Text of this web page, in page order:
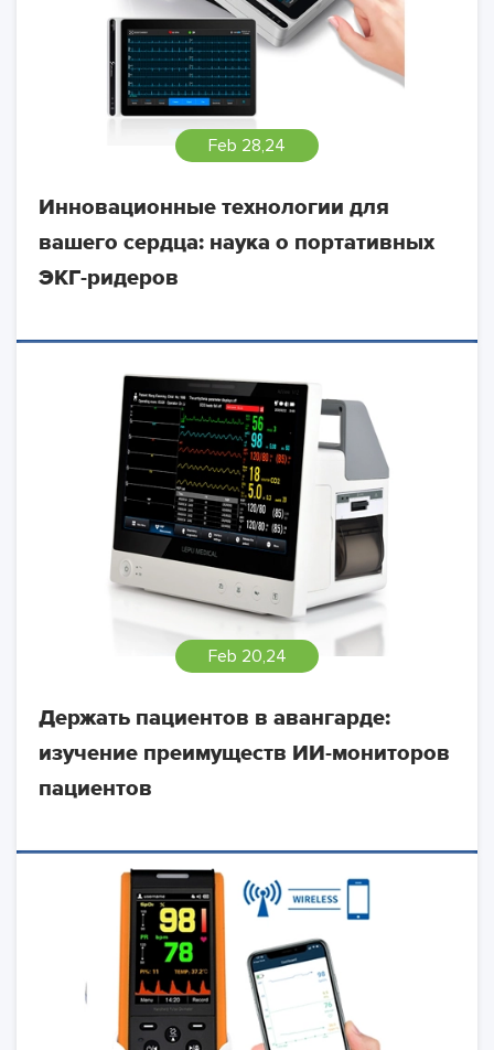
Feb 28,24
Инновационные технологии для
вашего сердца: наука о портативных
ЭКГ-ридеров
Feb 20,24
Держать пациентов в авангарде:
изучение преимуществ ИИ-мониторов
пациентов